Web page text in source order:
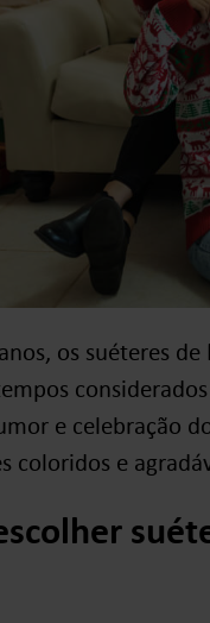
os suéteres
e celebração
coloridos e